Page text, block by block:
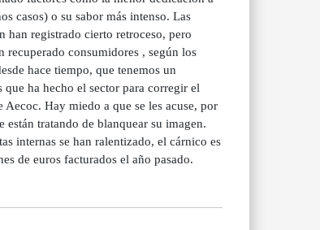
casos) o su sabor más intenso. Las
han registrado cierto retroceso, pero
recuperado consumidores , según los
hace tiempo, que tenemos un
ha hecho el sector para corregir el
Hay miedo a que se les acuse, por
tratando de blanquear su imagen.
internas se han ralentizado, el cárnico es
de euros facturados el año pasado.